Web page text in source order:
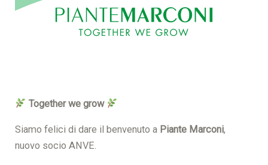
Together we grow
Siamo felici di dare il benvenuto a Piante Marconi,
nuovo socio ANVE.